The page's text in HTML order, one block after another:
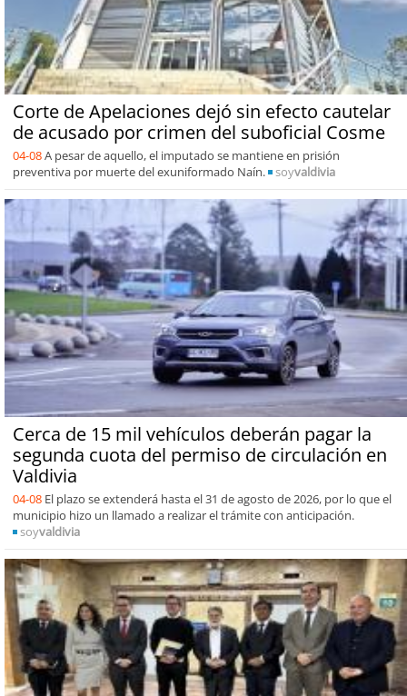
Corte de Apelaciones dejó sin efecto cautelar
de acusado por crimen del suboficial Cosme
04-08A pesar de aquello, el imputado se mantiene en prisión
preventiva por muerte del exuniformado Naín.
soyvaldivia
Cerca de 15 mil vehículos deberán pagar la
segunda cuota del permiso de circulación en
Valdivia
04-08 El plazo se extenderá hasta el 31 de agosto de 2026, por lo que el
municipio hizo un llamado a realizar el trámite con anticipación.
soyvaldivia